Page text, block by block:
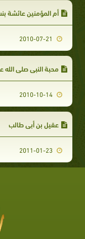
أم المؤمنين عائشة
محبة النبي صلى الله
عقيل بن أبي طالب